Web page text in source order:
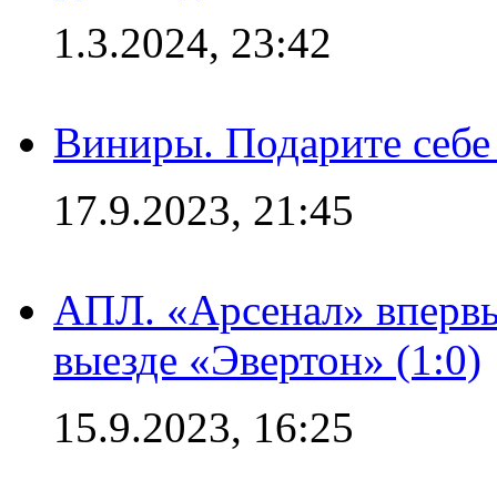
1.3.2024, 23:42
Виниры. Подарите
17.9.2023, 21:45
АПЛ. «Арсенал»
выезде «Эвертон» (1:0)
15.9.2023, 16:25